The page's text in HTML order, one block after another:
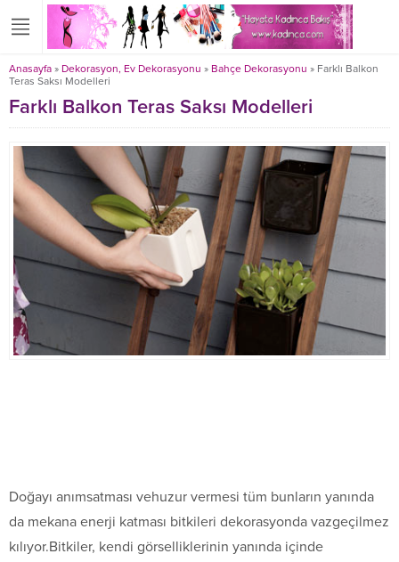
Anasayfa » Dekorasyon, Ev Dekorasyonu » Bahçe Dekorasyonu » Farklı Balkon
Teras Saksı Modelleri
Farklı Balkon Teras Saksı Modelleri
Doğayı anımsatması vehuzur vermesi tüm bunların yanında
da mekana enerji katması bitkileri dekorasyonda vazgeçilmez
kılıyor.Bitkiler, kendi görselliklerinin yanında içinde